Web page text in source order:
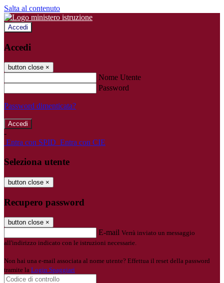
Salta al contenuto
Accedi
Accedi
button close ×
Nome Utente
Password
Password dimenticata?
-
Entra con SPID Entra con CIE
Seleziona utente
button close ×
Recupero password
button close ×
E-mail Verrà inviato un messaggio
all'indirizzo indicato con le istruzioni necessarie.
Non hai una e-mail associata al nome utente? Effettua il reset della password
tramite la Login Spaggiari